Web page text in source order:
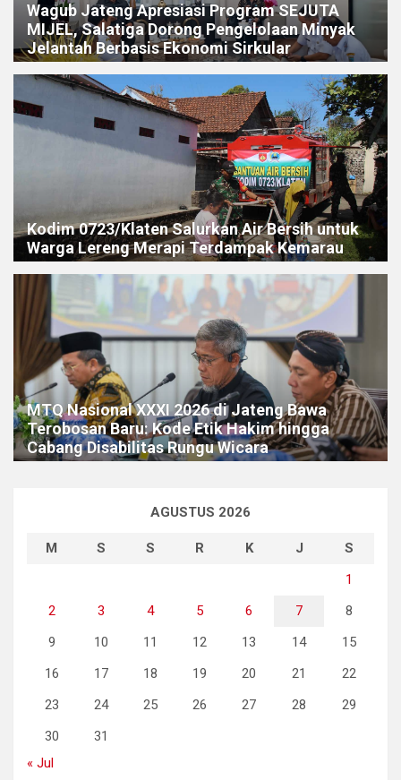
Wagub Jateng Apresiasi Program SEJUTA
MIJEL, Salatiga Dorong Pengelolaan Minyak
Jelantah Berbasis Ekonomi Sirkular
Kodim 0723/Klaten Salurkan Air Bersih untuk
Warga Lereng Merapi Terdampak Kemarau
MTQ Nasional XXXI 2026 di Jateng Bawa
Terobosan Baru: Kode Etik Hakim hingga
Cabang Disabilitas Rungu Wicara
AGUSTUS 2026
M S S R K J
S
1
2
3 4 5 6 7
8
9
10 11 12 13 14
15
16
17 18 19 20 21
22
23
24 25 26 27 28
29
30
31
« Jul